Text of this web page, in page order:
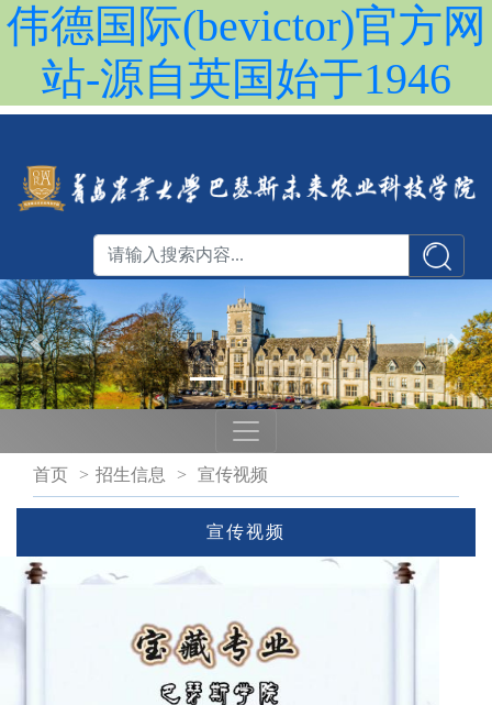
伟德国际(bevictor)官方网
站-源自英国始于1946
首页 > 招生信息 > 宣传视频
宣传视频